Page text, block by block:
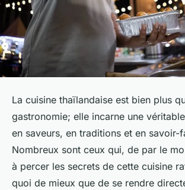
La cuisine thaïlandaise est bien plus
gastronomie; elle incarne une
en saveurs, en traditions et en savoir-
Nombreux sont ceux qui, de par le
à percer les secrets de cette cuisine
quoi de mieux que de se rendre